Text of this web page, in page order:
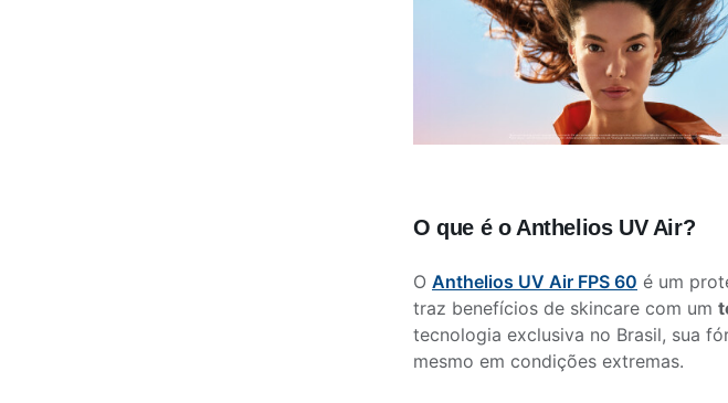
O que é o Anthelios UV Air?
O Anthelios UV Air FPS 60 é um
traz benefícios de skincare com um
tecnologia exclusiva no Brasil, sua
mesmo em condições extremas.